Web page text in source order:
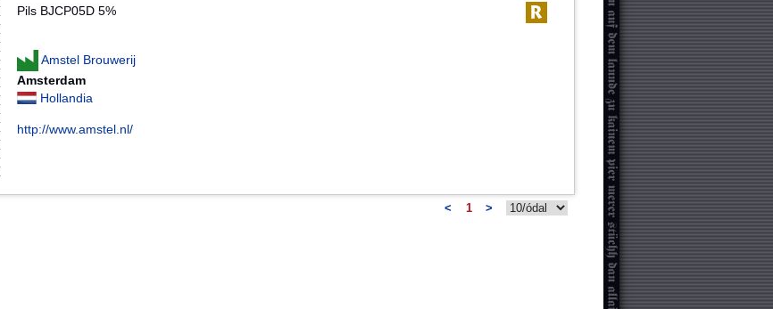
Pils BJCP05D 5%
Amstel Brouwerij
Amsterdam
Hollandia
http://www.amstel.nl/
< 1 >